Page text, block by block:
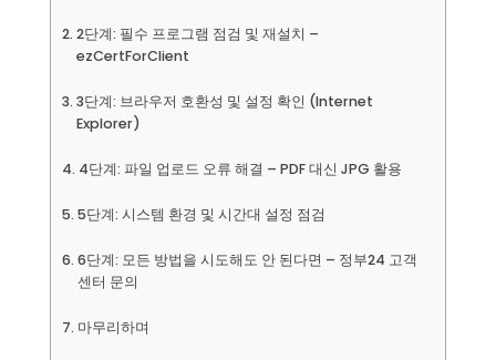
2단계: 필수 프로그램 점검 및 재설치 –
ezCertForClient
3단계: 브라우저 호환성 및 설정 확인 (Internet
Explorer)
4단계: 파일 업로드 오류 해결 – PDF 대신 JPG 활용
5단계: 시스템 환경 및 시간대 설정 점검
6단계: 모든 방법을 시도해도 안 된다면 – 정부24 고객
센터 문의
마무리하며